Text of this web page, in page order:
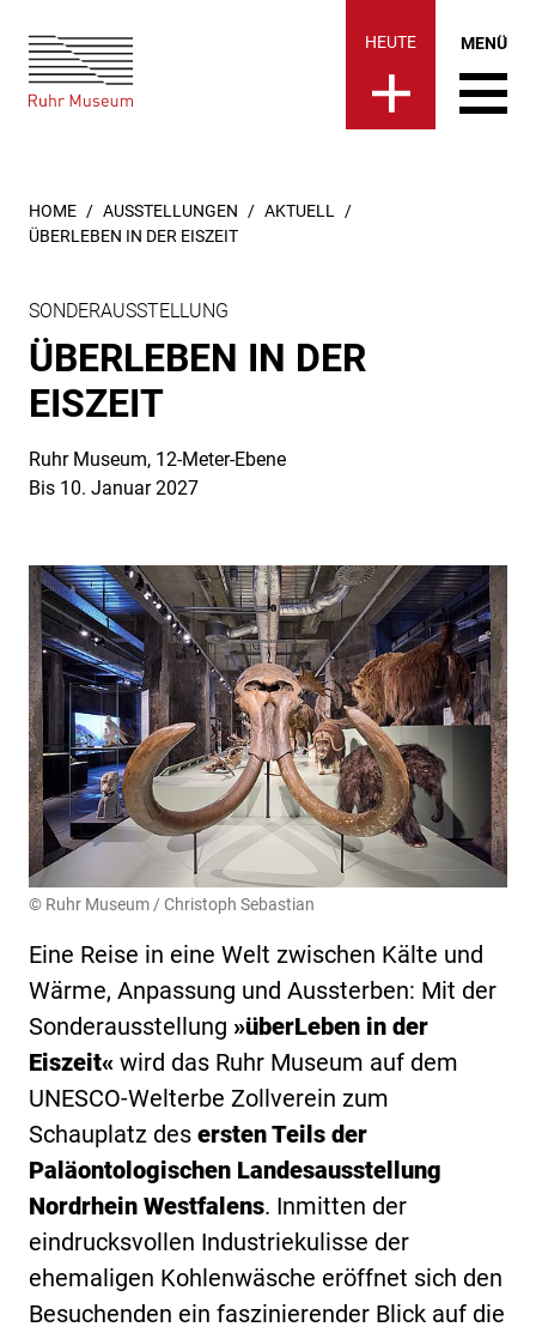
HEUTE MENÜ
SIE SIND HIER:
HOME AUSSTELLUNGEN
AKTUELL
ÜBERLEBEN IN DER EISZEIT
SONDERAUSSTELLUNG
ÜBERLEBEN IN DER
EISZEIT
Ruhr Museum, 12-Meter-Ebene
Bis 10. Januar 2027
© Ruhr Museum / Christoph Sebastian
Eine Reise in eine Welt zwischen Kälte und
Wärme, Anpassung und Aussterben: Mit der
Sonderausstellung »überLeben in der
Eiszeit« wird das Ruhr Museum auf dem
UNESCO-Welterbe Zollverein zum
Schauplatz des ersten Teils der
Paläontologischen Landesausstellung
Nordrhein Westfalens. Inmitten der
eindrucksvollen Industriekulisse der
ehemaligen Kohlenwäsche eröffnet sich den
Besuchenden ein faszinierender Blick auf die